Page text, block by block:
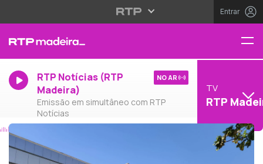
Entrar
RTP Notícias (RTP
Madeira)
Emissão em simultâneo com RTP
Notícias
NO AR
TV
RTP